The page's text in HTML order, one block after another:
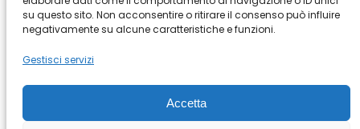
su questo sito. Non acconsentire o ritirare il consenso può influire
negativamente su alcune caratteristiche e funzioni.
Gestisci servizi
Accetta